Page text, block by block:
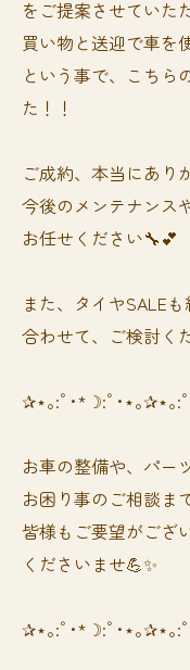
をご提案させていた
買い物と送迎で車を
という事で、こちら
た！！
ご成約、本当にあり
今後のメンテナンス
お任せください🔧💕
また、タイヤSALE
合わせて、ご検討く
✰⋆｡:ﾟ･*☽:ﾟ･⋆｡✰⋆｡:
お車の整備や、パー
お困り事のご相談ま
皆様もご要望がござ
くださいませ💪✨
✰⋆｡:ﾟ･*☽:ﾟ･⋆｡✰⋆｡: